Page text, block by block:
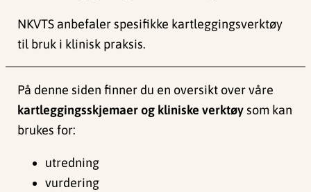
NKVTS anbefaler spesifikke kartleggingsverktøy
til bruk i klinisk praksis.
På denne siden finner du en oversikt over våre
kartleggingsskjemaer og kliniske verktøysom kan
brukes for:
utredning
vurdering